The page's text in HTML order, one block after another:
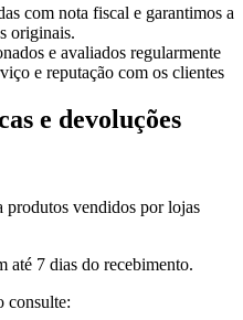
com nota fiscal e garantimos a
originais.
e avaliados regularmente
e reputação com os clientes
e devoluções
produtos vendidos por lojas
até 7 dias do recebimento.
consulte: